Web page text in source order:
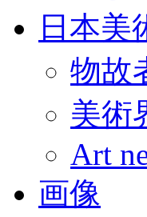
日本美
物故
美術
Art
画像